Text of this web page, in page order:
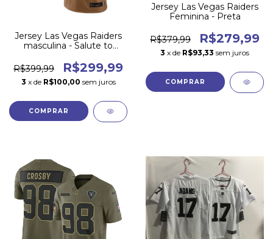
Jersey Las Vegas Raiders
masculina - Salute to
R$399,99
R$299,99
3 x de R$100,00 sem juros
COMPRAR
Jersey Las Vegas Raiders
Feminina - Preta
R$379,99 R$279,99
3 x de R$93,33 sem juros
COMPRAR